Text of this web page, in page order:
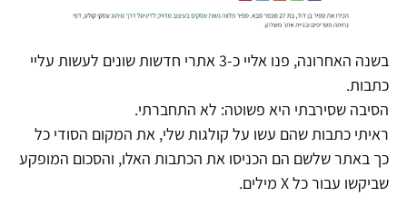
בשנה האחרונה, פנו אליי כ-3 אתרי חדשות שונים לעשות עליי
כתבות.
הסיבה שסירבתי היא פשוטה: לא התחברתי.
ראיתי כתבות שהם עשו על קולגות שלי, את המקום הסודי כל
כך באתר שלשם הם הכניסו את הכתבות האלו, והסכום המופקע
שביקשו עבור כל X מילים.